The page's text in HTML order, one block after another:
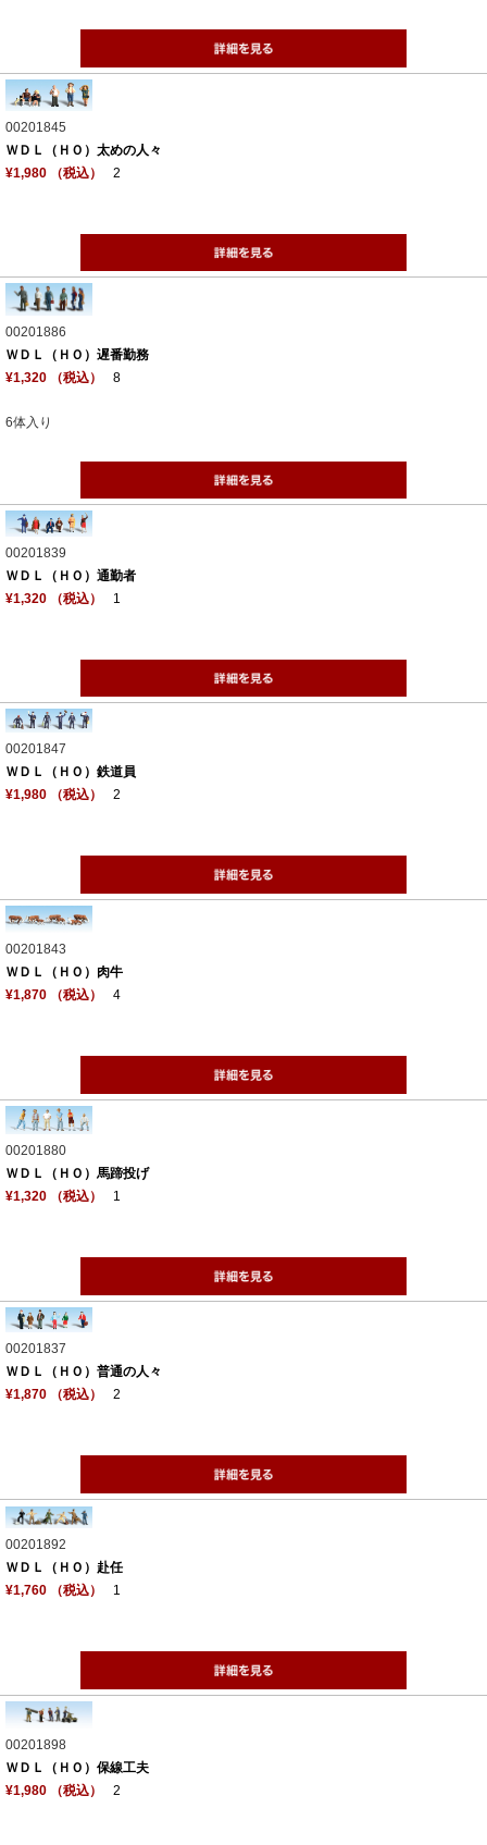
00201845
ＷＤＬ（ＨＯ）太めの人々
¥1,980 （税込）
2
00201886
ＷＤＬ（ＨＯ）遅番勤務
¥1,320 （税込）
8
6体入り
00201839
ＷＤＬ（ＨＯ）通勤者
¥1,320 （税込）
1
00201847
ＷＤＬ（ＨＯ）鉄道員
¥1,980 （税込）
2
00201843
ＷＤＬ（ＨＯ）肉牛
¥1,870 （税込）
4
00201880
ＷＤＬ（ＨＯ）馬蹄投げ
¥1,320 （税込）
1
00201837
ＷＤＬ（ＨＯ）普通の人々
¥1,870 （税込）
2
00201892
ＷＤＬ（ＨＯ）赴任
¥1,760 （税込）
1
00201898
ＷＤＬ（ＨＯ）保線工夫
¥1,980 （税込）
2